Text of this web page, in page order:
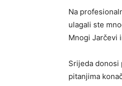
Na
ulagali ste
Mnogi Jarčevi
Srijeda donosi
pitanjima